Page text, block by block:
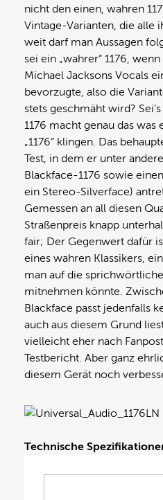
nicht den einen, wahren
Vintage-Varianten, die alle
weit darf man Aussagen
sei ein „wahrer“ 1176,
Michael Jacksons Vocals
bevorzugte, also die
stets geschmäht wird?
1176 macht genau das
„1176“ klingen. Das
Test, in dem er unter
Blackface-1176 sowie
ein Stereo-Silverface)
Gemessen an all diesen
Straßenpreis knapp
fair; Der Gegenwert dafür
eines wahren Klassikers,
man auf die
mitnehmen könnte.
Blackface passt jedenfalls
auch aus diesem Grund
vielleicht eher nach
Testbericht. Aber ganz
diesem Gerät noch
Technische